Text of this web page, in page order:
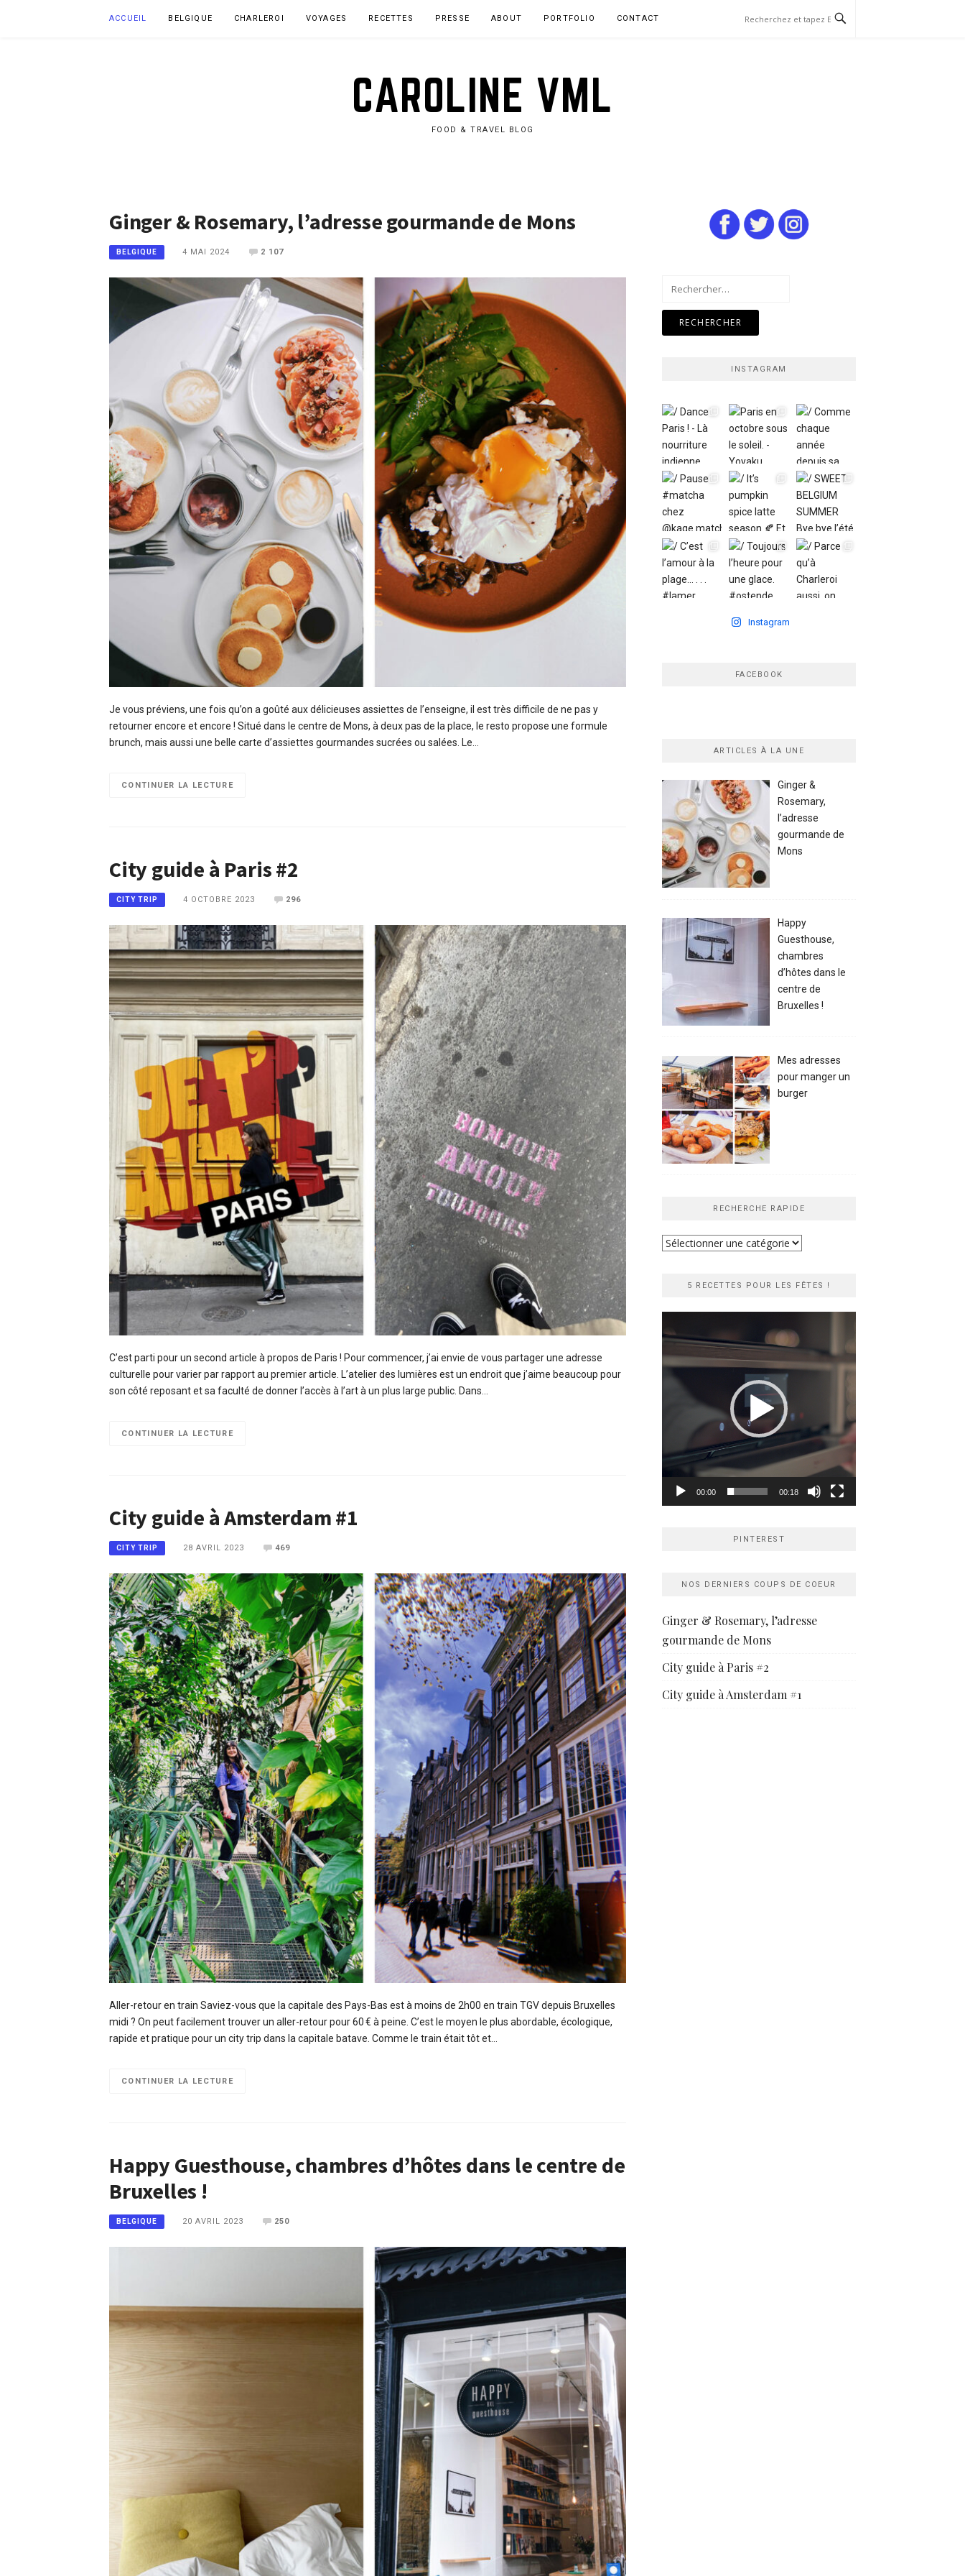
ACCUEIL BELGIQUE CHARLEROI VOYAGES RECETTES PRESSE ABOUT PORTFOLIO CONTACT
CAROLINE VML
FOOD & TRAVEL BLOG
Ginger & Rosemary, l’adresse gourmande de Mons
BELGIQUE 4 MAI 2024 2 107
Je vous préviens, une fois qu’on a goûté aux délicieuses assiettes de l’enseigne, il est très difficile de ne pas y
retourner encore et encore ! Situé dans le centre de Mons, à deux pas de la place, le resto propose une formule
brunch, mais aussi une belle carte d’assiettes gourmandes sucrées ou salées. Le…
CONTINUER LA LECTURE
City guide à Paris #2
CITY TRIP 4 OCTOBRE 2023 296
C’est parti pour un second article à propos de Paris ! Pour commencer, j’ai envie de vous partager une adresse
culturelle pour varier par rapport au premier article. L’atelier des lumières est un endroit que j’aime beaucoup pour
son côté reposant et sa faculté de donner l’accès à l’art à un plus large public. Dans…
CONTINUER LA LECTURE
City guide à Amsterdam #1
CITY TRIP 28 AVRIL 2023 469
Aller-retour en train Saviez-vous que la capitale des Pays-Bas est à moins de 2h00 en train TGV depuis Bruxelles
midi ? On peut facilement trouver un aller-retour pour 60 € à peine. C’est le moyen le plus abordable, écologique,
rapide et pratique pour un city trip dans la capitale batave. Comme le train était tôt et…
CONTINUER LA LECTURE
Happy Guesthouse, chambres d’hôtes dans le centre de
Bruxelles !
BELGIQUE 20 AVRIL 2023 250
INSTAGRAM
Instagram
FACEBOOK
ARTICLES À LA UNE
Ginger &
Rosemary,
l’adresse
gourmande de
Mons
Happy
Guesthouse,
chambres
d’hôtes dans le
centre de
Bruxelles !
Mes adresses
pour manger un
burger
RECHERCHE RAPIDE
Recherche
5 RECETTES POUR LES FÊTES !
vidéo
00:00 00:18
PINTEREST
NOS DERNIERS COUPS DE COEUR
Ginger & Rosemary, l’adresse
gourmande de Mons
City guide à Paris #2
City guide à Amsterdam #1